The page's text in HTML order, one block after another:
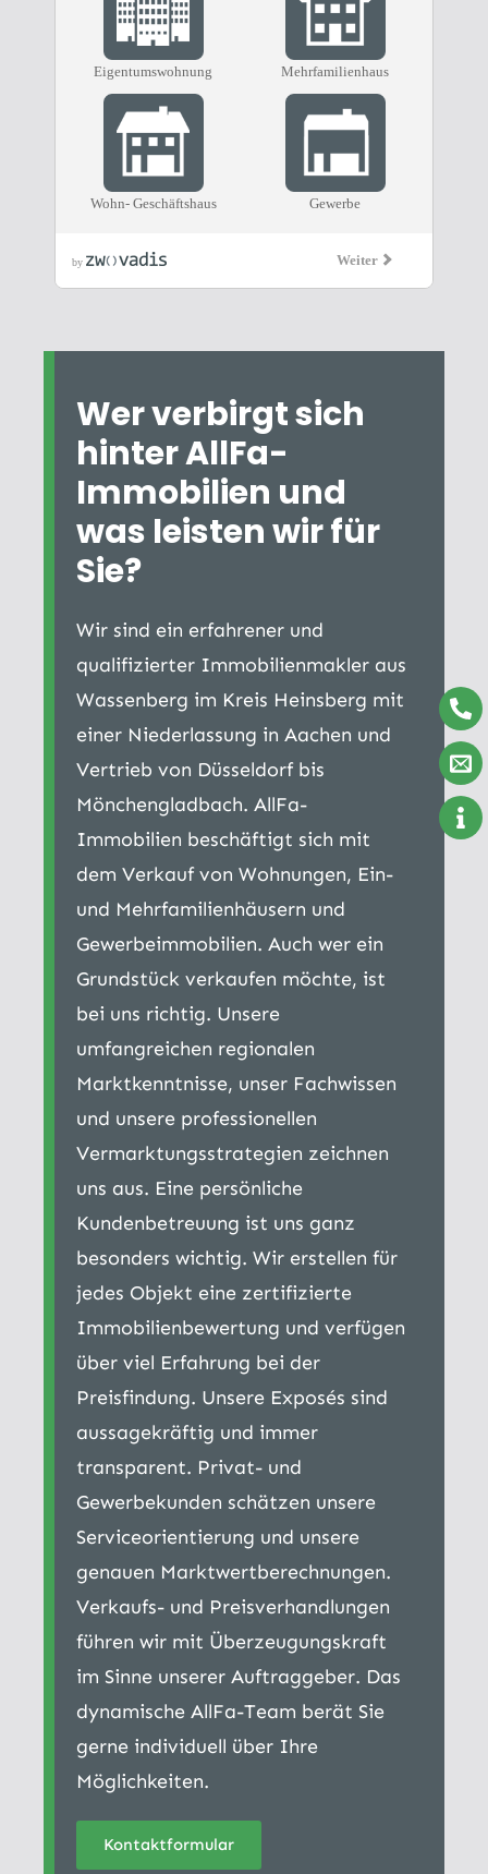
Wer verbirgt sich
hinter AllFa-
Immobilien und
was leisten wir für
Sie?
Wir sind ein erfahrener und
qualifizierter Immobilienmakler aus
Wassenberg im Kreis Heinsberg mit
einer Niederlassung in Aachen und
Vertrieb von Düsseldorf bis
Mönchengladbach. AllFa-
Immobilien beschäftigt sich mit
dem Verkauf von Wohnungen, Ein-
und Mehrfamilienhäusern und
Gewerbeimmobilien. Auch wer ein
Grundstück verkaufen möchte, ist
bei uns richtig. Unsere
umfangreichen regionalen
Marktkenntnisse, unser Fachwissen
und unsere professionellen
Vermarktungsstrategien zeichnen
uns aus. Eine persönliche
Kundenbetreuung ist uns ganz
besonders wichtig. Wir erstellen für
jedes Objekt eine zertifizierte
Immobilienbewertung und verfügen
über viel Erfahrung bei der
Preisfindung. Unsere Exposés sind
aussagekräftig und immer
transparent. Privat- und
Gewerbekunden schätzen unsere
Serviceorientierung und unsere
genauen Marktwertberechnungen.
Verkaufs- und Preisverhandlungen
führen wir mit Überzeugungskraft
im Sinne unserer Auftraggeber. Das
dynamische AllFa-Team berät Sie
gerne individuell über Ihre
Möglichkeiten.
Kontaktformular